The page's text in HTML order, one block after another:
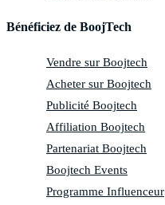
Bénéficiez de BoojTech
Vendre sur Boojtech
Acheter sur Boojtech
Publicité Boojtech
Affiliation Boojtech
Partenariat Boojtech
Boojtech Events
Programme Influenceur